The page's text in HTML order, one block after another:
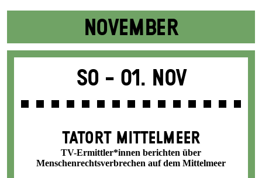
NOVEMBER
So - 01. Nov
TATORT MITTELMEER
TV-Ermittler*innen berichten über
Menschenrechtsverbrechen auf dem Mittelmeer